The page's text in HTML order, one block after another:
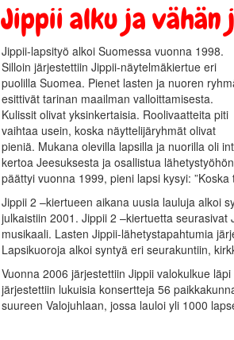
Jippii alku ja vähän
Jippii-lapsityö alkoi Suomessa vuonna 1998.
Silloin järjestettiin Jippii-näytelmäkiertue eri
puolilla Suomea. Pienet lasten ja nuoren
esittivät tarinan maailman valloittamisesta.
Kulissit olivat yksinkertaisia. Roolivaatteita piti
vaihtaa usein, koska näyttelijäryhmät olivat
pieniä. Mukana olevilla lapsilla ja nuorilla oli
kertoa Jeesuksesta ja osallistua
päättyi vuonna 1999, pieni lapsi kysyi: ”Koska
Jippii 2 –kiertueen aikana uusia lauluja alkoi
julkaistiin 2001. Jippii 2 –kiertuetta
musikaali. Lasten Jippii-lähetystapahtumia
Lapsikuoroja alkoi syntyä eri seurakuntiin,
Vuonna 2006 järjestettiin Jippii valokulkue
järjestettiin lukuisia konsertteja 56
suureen Valojuhlaan, jossa lauloi yli 1000